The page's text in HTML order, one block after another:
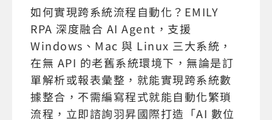
如何實現跨系統流程自動化？EMILY
RPA 深度融合 AI Agent，支援
Windows、Mac 與 Linux 三大系統，
在無 API 的老舊系統環境下，無論是訂
單解析或報表彙整，就能實現跨系統數
據整合，不需編寫程式就能自動化繁瑣
流程，立即諮詢羽昇國際打造「AI 數位